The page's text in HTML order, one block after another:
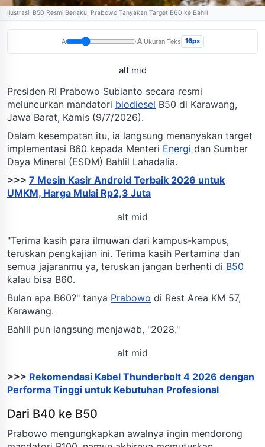
Ilustrasi: B50 Resmi Berlaku, Prabowo Tanyakan Target B60 ke Bahlil
A A Ukuran Teks 16px
alt mid
Presiden RI Prabowo Subianto secara resmi
meluncurkan mandatori biodiesel B50 di Karawang,
Jawa Barat, Kamis (9/7/2026).
Dalam kesempatan itu, ia langsung menanyakan target
implementasi B60 kepada Menteri Energi dan Sumber
Daya Mineral (ESDM) Bahlil Lahadalia.
>>> 7 Mesin Kasir Android Terbaik 2026 untuk
UMKM, Harga Mulai Rp2,3 Juta
alt mid
"Terima kasih para ilmuwan dari kampus-kampus,
teruskan pengkajian ini. Terima kasih Pertamina dan
semua jajaranmu ya, teruskan jangan berhenti di B50
kalau bisa B60.
Bulan apa B60?" tanya Prabowo di Rest Area KM 57,
Karawang.
Bahlil pun langsung menjawab, "2028."
alt mid
>>> Rekomendasi Kabel Thunderbolt 4 2026 dengan
Performa Tinggi untuk Kebutuhan Profesional
Dari B40 ke B50
Prabowo mengungkapkan awalnya ingin mendorong